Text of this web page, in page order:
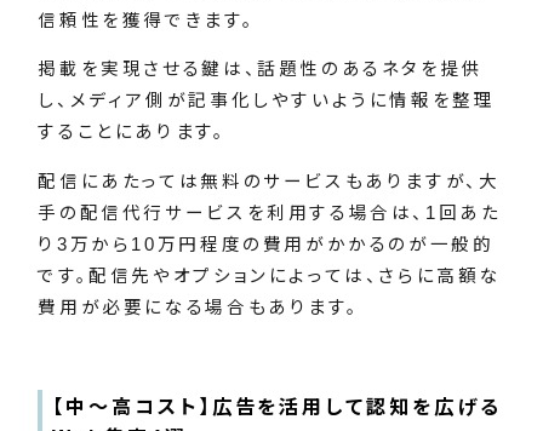
信頼性を獲得できます。
掲載を実現させる鍵は、話題性のあるネタを提供
し、メディア側が記事化しやすいように情報を整理
することにあります。
配信にあたっては無料のサービスもありますが、大
手の配信代行サービスを利用する場合は、1回あた
り3万から10万円程度の費用がかかるのが一般的
です。配信先やオプションによっては、さらに高額な
費用が必要になる場合もあります。
【中～高コスト】広告を活用して認知を広げる